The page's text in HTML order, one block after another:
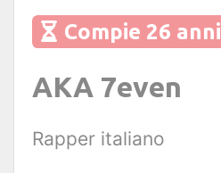
Compie 26 anni
AKA 7even
Rapper italiano